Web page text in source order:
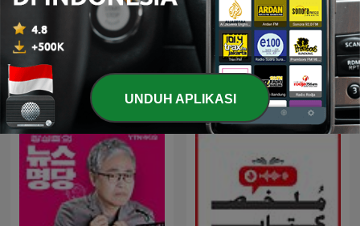
財經一路發
聞く経済ニュース - 海外メデ
ィア超多読ラジオ
UNDUH APLIKASI